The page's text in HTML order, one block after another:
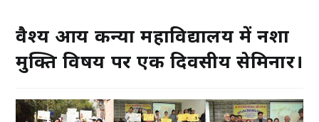
वैश्य आर्य कन्या महाविद्यालय में नशा
मुक्ति विषय पर एक दिवसीय सेमिनार।